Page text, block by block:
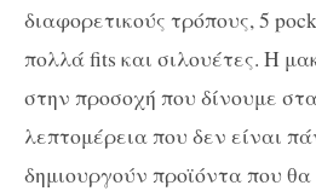
διαφορετικούς τρόπους, 5
πολλά fits και σιλουέτες. Η
στην προσοχή που δίνουμε
λεπτομέρεια που δεν είναι
δημιουργούν προϊόντα που